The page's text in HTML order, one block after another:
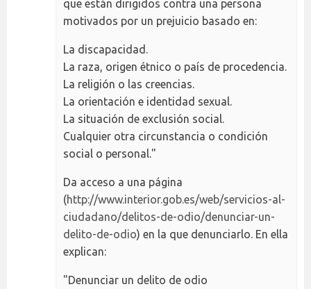
que están dirigidos contra una persona
motivados por un prejuicio basado en:
La discapacidad.
La raza, origen étnico o país de procedencia.
La religión o las creencias.
La orientación e identidad sexual.
La situación de exclusión social.
Cualquier otra circunstancia o condición
social o personal."
Da acceso a una página
(http://www.interior.gob.es/web/servicios-al-
ciudadano/delitos-de-odio/denunciar-un-
delito-de-odio) en la que denunciarlo. En ella
explican:
"Denunciar un delito de odio